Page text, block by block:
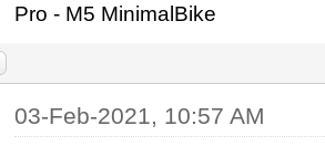
Pro - M5 MinimalBike
03-Feb-2021, 10:57 AM